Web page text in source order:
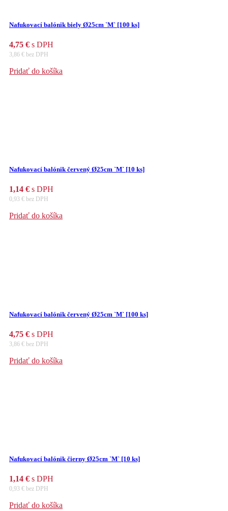
Nafukovací balónik biely Ø25cm `M` [100 ks]
4,75 € s DPH
3,86 € bez DPH
Pridať do košíka
Nafukovací balónik červený Ø25cm `M` [10 ks]
1,14 € s DPH
0,93 € bez DPH
Pridať do košíka
Nafukovací balónik červený Ø25cm `M` [100 ks]
4,75 € s DPH
3,86 € bez DPH
Pridať do košíka
Nafukovací balónik čierny Ø25cm `M` [10 ks]
1,14 € s DPH
0,93 € bez DPH
Pridať do košíka